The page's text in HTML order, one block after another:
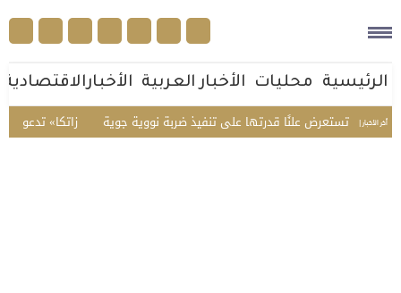
الرئيسية محليات الأخبار العربية الأخبارالاقتصادية
أخر الأخبار | «زاتكا» تدعو تستعرض علنًا قدرتها على تنفيذ ضربة نووية جوية